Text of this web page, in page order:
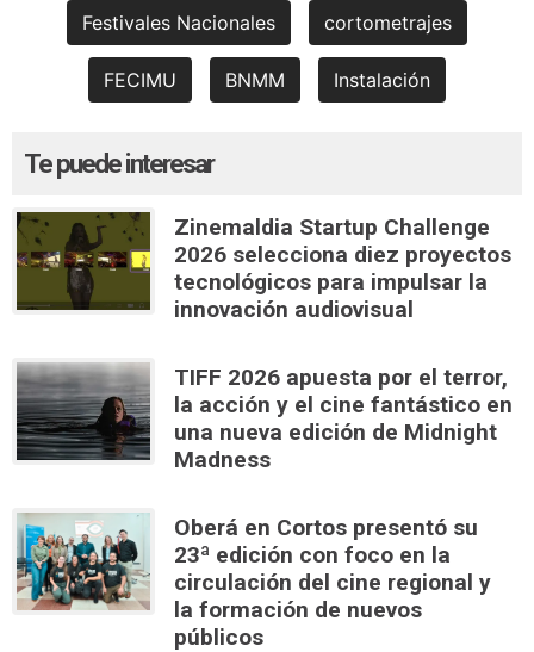
Festivales Nacionales cortometrajes
FECIMU BNMM Instalación
Te puede interesar
Zinemaldia Startup Challenge
2026 selecciona diez proyectos
tecnológicos para impulsar la
innovación audiovisual
TIFF 2026 apuesta por el terror,
la acción y el cine fantástico en
una nueva edición de Midnight
Madness
Oberá en Cortos presentó su
23ª edición con foco en la
circulación del cine regional y
la formación de nuevos
públicos